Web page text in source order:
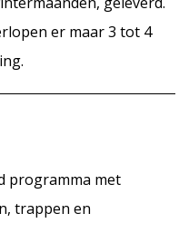
er maar 3 tot 4
programma met
trappen en